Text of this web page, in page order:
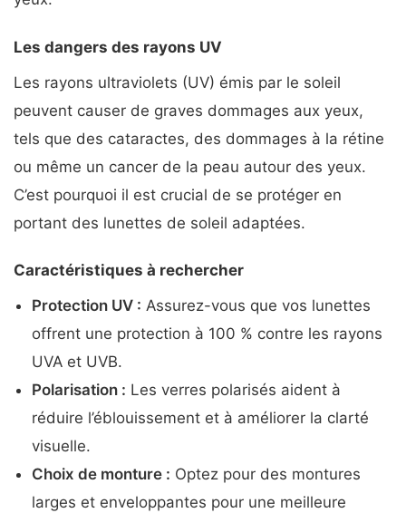
Les dangers des rayons UV
Les rayons ultraviolets (UV) émis par le soleil
peuvent causer de graves dommages aux yeux,
tels que des cataractes, des dommages à la rétine
ou même un cancer de la peau autour des yeux.
C’est pourquoi il est crucial de se protéger en
portant des lunettes de soleil adaptées.
Caractéristiques à rechercher
Protection UV : Assurez-vous que vos lunettes
offrent une protection à 100 % contre les rayons
UVA et UVB.
Polarisation : Les verres polarisés aident à
réduire l’éblouissement et à améliorer la clarté
visuelle.
Choix de monture : Optez pour des montures
larges et enveloppantes pour une meilleure